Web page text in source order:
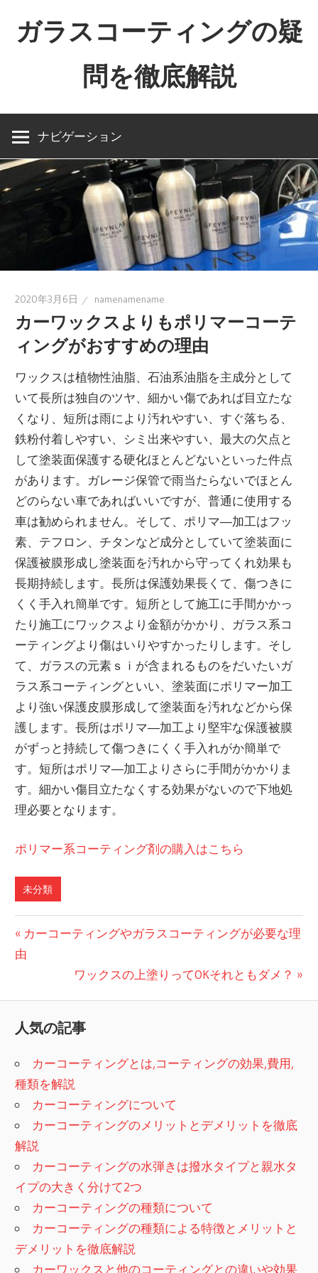
へ
ッ
プ
ガラスコーティングの疑
問を徹底解説
of
naming
ナビゲーション
2020年3月6日 namenamename
カーワックスよりもポリマーコーテ
ィングがおすすめの理由
ワックスは植物性油脂、石油系油脂を主成分として
いて長所は独自のツヤ、細かい傷であれば目立たな
くなり、短所は雨により汚れやすい、すぐ落ちる、
鉄粉付着しやすい、シミ出来やすい、最大の欠点と
して塗装面保護する硬化ほとんどないといった件点
があります。ガレージ保管で雨当たらないでほとん
どのらない車であればいいですが、普通に使用する
車は勧められません。そして、ポリマ―加工はフッ
素、テフロン、チタンなど成分としていて塗装面に
保護被膜形成し塗装面を汚れから守ってくれ効果も
長期持続します。長所は保護効果長くて、傷つきに
くく手入れ簡単です。短所として施工に手間かかっ
たり施工にワックスより金額がかかり、ガラス系コ
ーティングより傷はいりやすかったりします。そし
て、ガラスの元素ｓｉが含まれるものをだいたいガ
ラス系コーティングといい、塗装面にポリマー加工
より強い保護皮膜形成して塗装面を汚れなどから保
護します。長所はポリマ―加工より堅牢な保護被膜
がずっと持続して傷つきにくく手入れがか簡単で
す。短所はポリマ―加工よりさらに手間がかかりま
す。細かい傷目立たなくする効果がないので下地処
理必要となります。
ポリマー系コーティング剤の購入はこちら
未分類
投
ナ
ビ
ゲ
ー
シ
ョ
ン
前
の
カーコーティングやガラスコーティングが必要な理
由
次
事:
ワックスの上塗りってOKそれともダメ？
人気の記事
カーコーティングとは,コーティングの効果,費用,
種類を解説
カーコーティングについて
カーコーティングのメリットとデメリットを徹底
解説
カーコーティングの水弾きは撥水タイプと親水タ
イプの大きく分けて2つ
カーコーティングの種類について
カーコーティングの種類による特徴とメリットと
デメリットを徹底解説
カーワックスと他のコーティングとの違いや効果